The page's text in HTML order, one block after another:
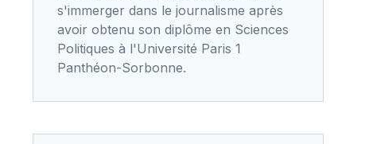
s'immerger dans le journalisme après
avoir obtenu son diplôme en Sciences
Politiques à l'Université Paris 1
Panthéon-Sorbonne.